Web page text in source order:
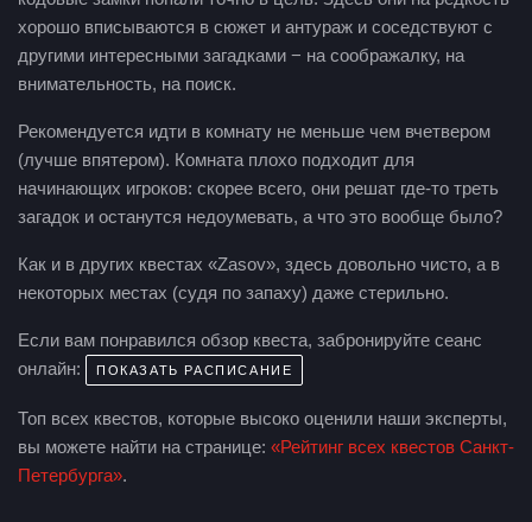
хорошо вписываются в сюжет и антураж и соседствуют с
другими интересными загадками − на соображалку, на
внимательность, на поиск.
Рекомендуется идти в комнату не меньше чем вчетвером
(лучше впятером). Комната плохо подходит для
начинающих игроков: скорее всего, они решат где-то треть
загадок и останутся недоумевать, а что это вообще было?
Как и в других квестах «Zasov», здесь довольно чисто, а в
некоторых местах (судя по запаху) даже стерильно.
Если вам понравился обзор квеста, забронируйте сеанс
онлайн:
ПОКАЗАТЬ РАСПИСАНИЕ
Топ всех квестов, которые высоко оценили наши эксперты,
вы можете найти на странице: «Рейтинг всех квестов Санкт-
Петербурга».